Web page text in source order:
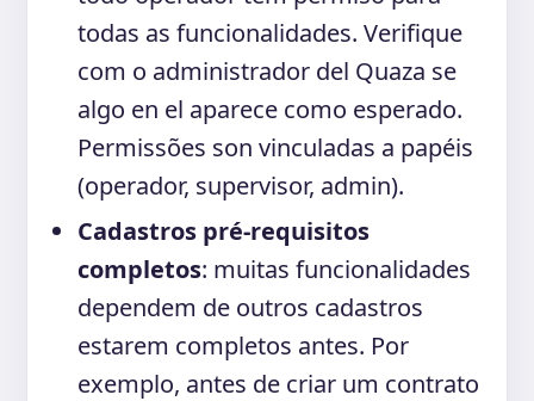
todas as funcionalidades. Verifique
com o administrador del Quaza se
algo en el aparece como esperado.
Permissões son vinculadas a papéis
(operador, supervisor, admin).
Cadastros pré-requisitos
completos: muitas funcionalidades
dependem de outros cadastros
estarem completos antes. Por
exemplo, antes de criar um contrato